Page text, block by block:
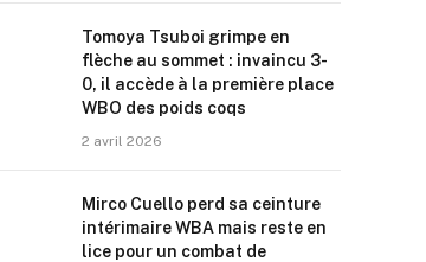
Tomoya Tsuboi grimpe en
flèche au sommet : invaincu 3-
0, il accède à la première place
WBO des poids coqs
2 avril 2026
Mirco Cuello perd sa ceinture
intérimaire WBA mais reste en
lice pour un combat de